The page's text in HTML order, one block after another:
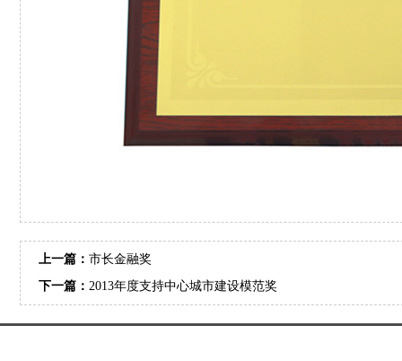
上一篇： 市长金融奖
下一篇： 2013年度支持中心城市建设模范奖